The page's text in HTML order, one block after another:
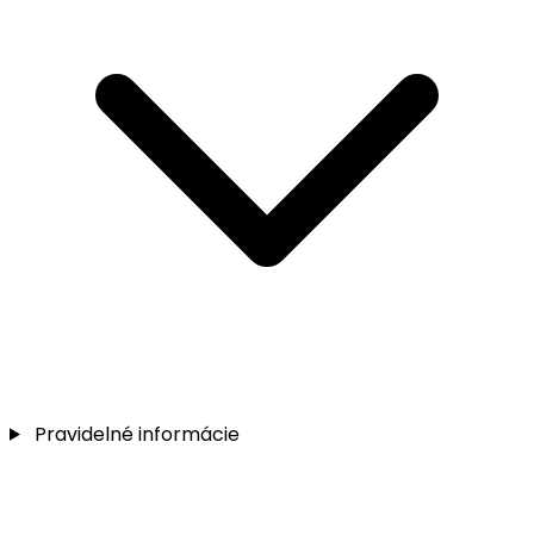
Pravidelné informácie